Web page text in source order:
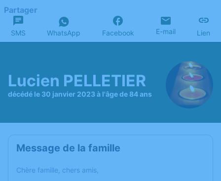
Partager
SMS WhatsApp Facebook E-mail Lien
Lucien PELLETIER
décédé le 30 janvier 2023 à l'âge de 84 ans
Message de la famille
Chère famille, chers amis,